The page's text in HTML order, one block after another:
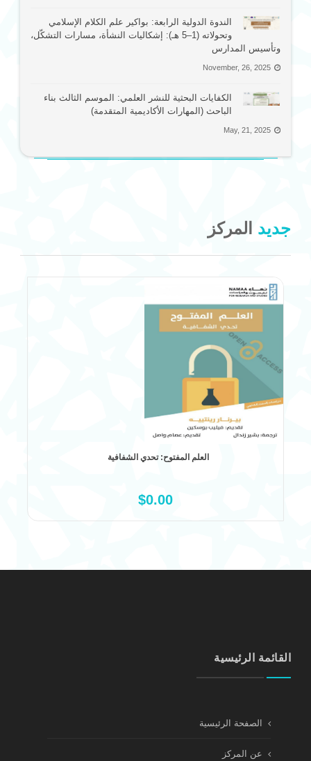
الندوة الدولية الرابعة: بواكير علم الكلام الإسلامي
وتحولاته (1–5 هـ): إشكاليات النشأة، مسارات التشكّل،
وتأسيس المدارس
November, 26, 2025
الكفايات البحثية للنشر العلمي: الموسم الثالث بناء
الباحث (المهارات الأكاديمية المتقدمة)
May, 21, 2025
جديد المركز
العلم المفتوح: تحدي الشفافية
$0.00
القائمة الرئيسية
الصفحة الرئيسية
عن المركز